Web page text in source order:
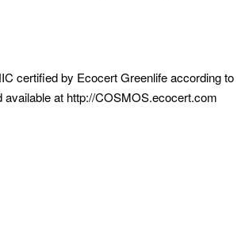
certified by Ecocert Greenlife according to
at http://COSMOS.ecocert.com